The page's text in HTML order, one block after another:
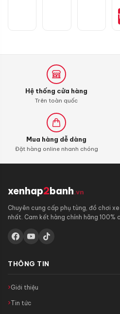
Hệ thống cửa hàng
Trên toàn quốc
Mua hàng dễ dàng
Đặt hàng online nhanh chóng
xenhap2banh.vn
Chuyên cung cấp phụ tùng, đồ chơi
nhất. Cam kết hàng chính hãng 100%
THÔNG TIN
Giới thiệu
Tin tức